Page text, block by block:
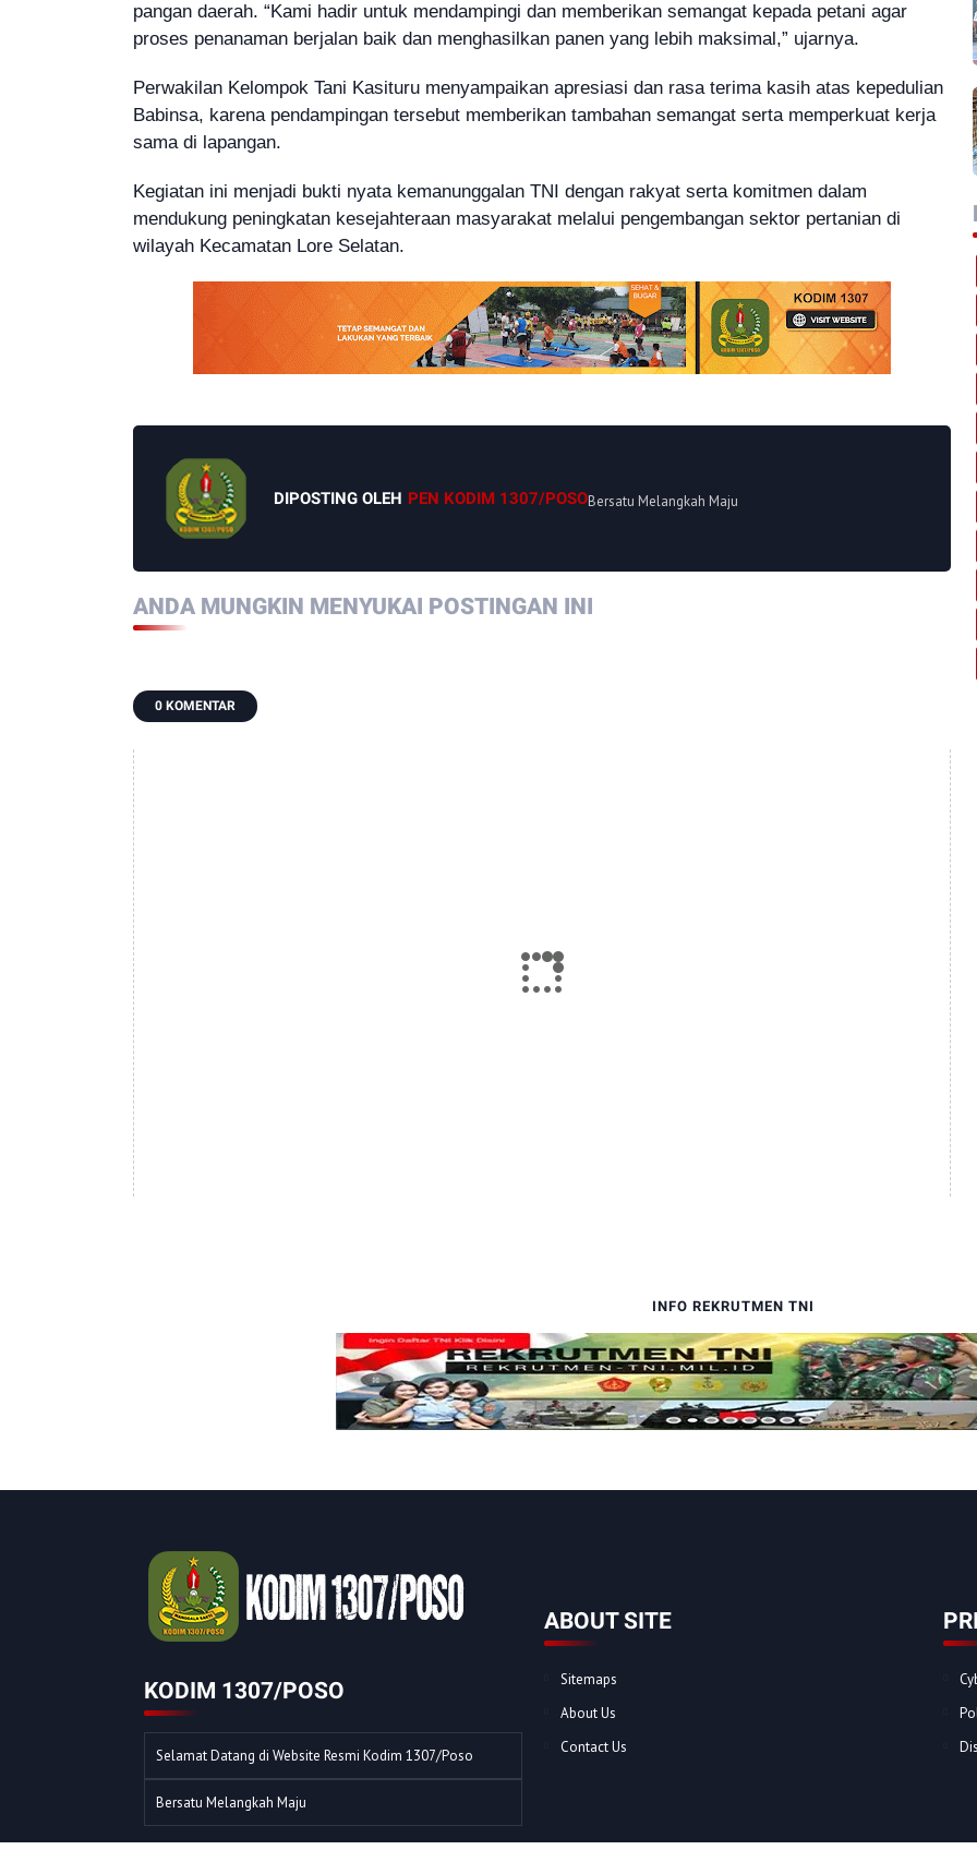
pangan daerah. “Kami hadir untuk mendampingi dan memberikan semangat kepada petani agar
proses penanaman berjalan baik dan menghasilkan panen yang lebih maksimal,” ujarnya.
Perwakilan Kelompok Tani Kasituru menyampaikan apresiasi dan rasa terima kasih atas kepedulian
Babinsa, karena pendampingan tersebut memberikan tambahan semangat serta memperkuat kerja
sama di lapangan.
Kegiatan ini menjadi bukti nyata kemanunggalan TNI dengan rakyat serta komitmen dalam
mendukung peningkatan kesejahteraan masyarakat melalui pengembangan sektor pertanian di
wilayah Kecamatan Lore Selatan.
DIPOSTING OLEH PEN KODIM 1307/POSOBersatu Melangkah Maju
ANDA MUNGKIN MENYUKAI POSTINGAN INI
0 KOMENTAR
INFO REKRUTMEN TNI
KODIM 1307/POSO
Selamat Datang di Website Resmi Kodim 1307/Poso
Bersatu Melangkah Maju
ABOUT SITE
Sitemaps
About Us
Contact Us